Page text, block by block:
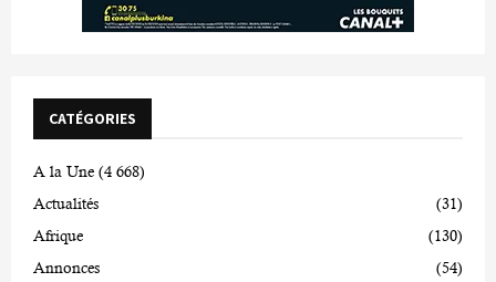
CATÉGORIES
A la Une (4 668)
Actualités
(31)
Afrique
(130)
Annonces
(54)